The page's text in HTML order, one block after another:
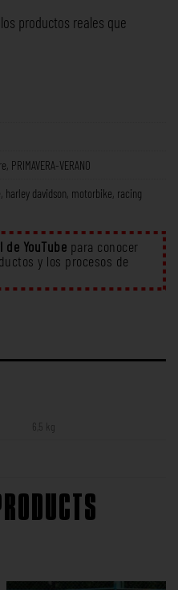
productos reales que
PRIMAVERA-VERANO
harley davidson motorbike racing
de YouTube para conocer
y los procesos de
6,5 kg